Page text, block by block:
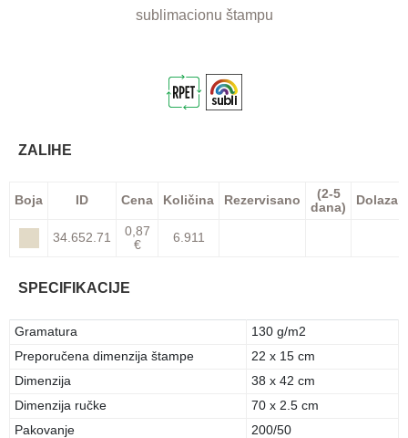
sublimacionu štampu
ZALIHE
Boja ID Cena Količina Rezervisano
(2-5
dana)
Dolazak
34.652.71
0,87
€
6.911
SPECIFIKACIJE
Gramatura
130 g/m2
Preporučena dimenzija štampe
22 x 15 cm
Dimenzija
38 x 42 cm
Dimenzija ručke
70 x 2.5 cm
Pakovanje
200/50